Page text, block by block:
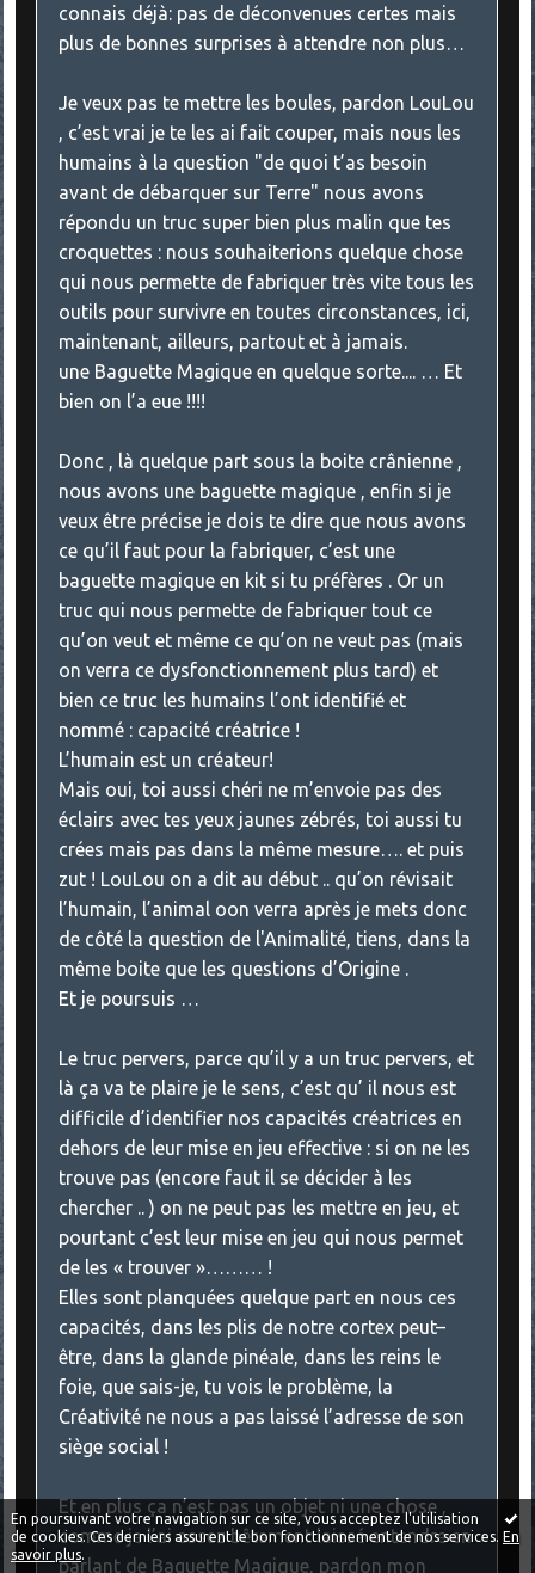
En poursuivant votre navigation sur ce site, vous acceptez l'utilisation
de cookies. Ces derniers assurent le bon fonctionnement de nos services. En
savoir plus.
connais déjà: pas de déconvenues certes mais
plus de bonnes surprises à attendre non plus…
Je veux pas te mettre les boules, pardon LouLou
, c’est vrai je te les ai fait couper, mais nous les
humains à la question "de quoi t’as besoin
avant de débarquer sur Terre" nous avons
répondu un truc super bien plus malin que tes
croquettes : nous souhaiterions quelque chose
qui nous permette de fabriquer très vite tous les
outils pour survivre en toutes circonstances, ici,
maintenant, ailleurs, partout et à jamais.
une Baguette Magique en quelque sorte.... … Et
bien on l’a eue !!!!
Donc , là quelque part sous la boite crânienne ,
nous avons une baguette magique , enfin si je
veux être précise je dois te dire que nous avons
ce qu’il faut pour la fabriquer, c’est une
baguette magique en kit si tu préfères . Or un
truc qui nous permette de fabriquer tout ce
qu’on veut et même ce qu’on ne veut pas (mais
on verra ce dysfonctionnement plus tard) et
bien ce truc les humains l’ont identifié et
nommé : capacité créatrice !
L’humain est un créateur!
Mais oui, toi aussi chéri ne m’envoie pas des
éclairs avec tes yeux jaunes zébrés, toi aussi tu
crées mais pas dans la même mesure…. et puis
zut ! LouLou on a dit au début .. qu’on révisait
l’humain, l’animal oon verra après je mets donc
de côté la question de l'Animalité, tiens, dans la
même boite que les questions d’Origine .
Et je poursuis …
Le truc pervers, parce qu’il y a un truc pervers, et
là ça va te plaire je le sens, c’est qu’ il nous est
difficile d’identifier nos capacités créatrices en
dehors de leur mise en jeu effective : si on ne les
trouve pas (encore faut il se décider à les
chercher .. ) on ne peut pas les mettre en jeu, et
pourtant c’est leur mise en jeu qui nous permet
de les « trouver »……… !
Elles sont planquées quelque part en nous ces
capacités, dans les plis de notre cortex peut–
être, dans la glande pinéale, dans les reins le
foie, que sais-je, tu vois le problème, la
Créativité ne nous a pas laissé l’adresse de son
siège social !
Et en plus ça n’est pas un objet ni une chose ,
comme je l’ai assez bêtement laissé entendre en
parlant de Baguette Magique, pardon mon